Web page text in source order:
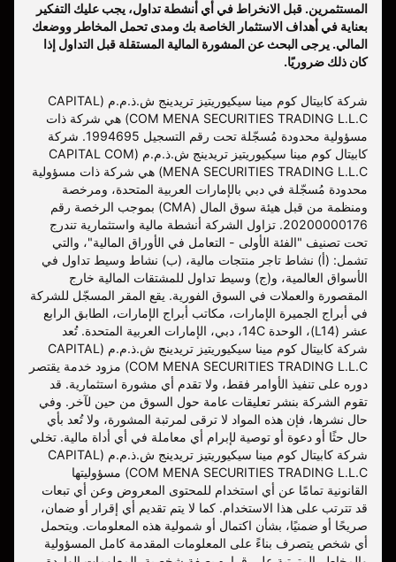
المستثمرين. قبل الانخراط في أي أنشطة تداول، يجب عليك التفكير
بعناية في أهداف الاستثمار الخاصة بك ومدى تحمل المخاطر ووضعك
المالي. يرجى البحث عن المشورة المالية المستقلة قبل التداول إذا
كان ذلك ضروريًا.
شركة كابيتال كوم مينا سيكيوريتيز تريدينج ش.ذ.م.م (CAPITAL
COM MENA SECURITIES TRADING L.L.C) هي شركة ذات
مسؤولية محدودة مُسجّلة تحت رقم التسجيل 1994695. شركة
كابيتال كوم مينا سيكيوريتيز تريدينج ش.ذ.م.م (CAPITAL COM
MENA SECURITIES TRADING L.L.C) هي شركة ذات مسؤولية
محدودة مُسجّلة في دبي بالإمارات العربية المتحدة، ومرخصة
ومنظمة من قبل هيئة سوق المال (CMA) بموجب الرخصة رقم
20200000176. تزاول الشركة أنشطة مالية واستثمارية تندرج
تحت تصنيف "الفئة الأولى - التعامل في الأوراق المالية"، والتي
تشمل: (أ) نشاط تاجر منتجات مالية، (ب) نشاط وسيط تداول في
الأسواق العالمية، و(ج) وسيط تداول للمشتقات المالية خارج
المقصورة والعملات في السوق الفورية. يقع المقر المسجّل للشركة
في أبراج الجميرة الإمارات، مكاتب أبراج الإمارات، الطابق الرابع
عشر (L14)، الوحدة 14C، دبي، الإمارات العربية المتحدة. تُعد
شركة كابيتال كوم مينا سيكيوريتيز تريدينج ش.ذ.م.م (CAPITAL
COM MENA SECURITIES TRADING L.L.C) مزود خدمة يقتصر
دوره على تنفيذ الأوامر فقط، ولا تقدم أي مشورة استثمارية. قد
تقوم الشركة بنشر تعليقات عامة حول السوق من حين لآخر. وفي
حال نشرها، فإن هذه المواد لا ترقى لمرتبة المشورة، ولا تُعد بأي
حال حثًا أو دعوة أو توصية لإبرام أي معاملة في أي أداة مالية. تخلي
شركة كابيتال كوم مينا سيكيوريتيز تريدينج ش.ذ.م.م (CAPITAL
COM MENA SECURITIES TRADING L.L.C) مسؤوليتها
القانونية تمامًا عن أي استخدام للمحتوى المعروض وعن أي تبعات
قد تترتب على هذا الاستخدام. كما لا يتم تقديم أي إقرار أو ضمان،
صريحًا أو ضمنيًا، بشأن اكتمال أو شمولية هذه المعلومات. ويتحمل
أي شخص يتصرف بناءً على المعلومات المقدمة كامل المسؤولية